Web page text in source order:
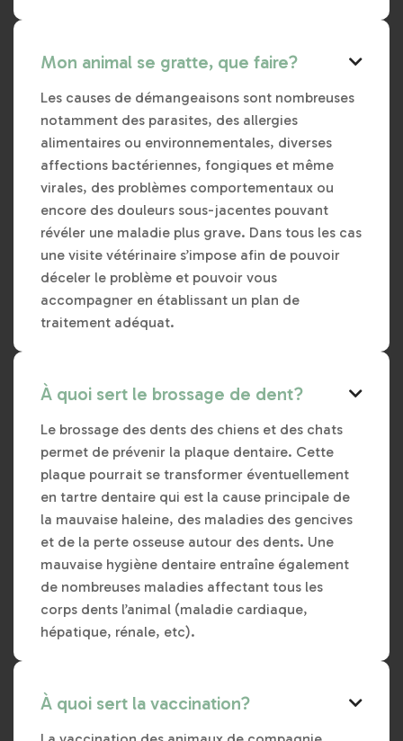
Mon animal se gratte, que faire? 
Les causes de démangeaisons sont nombreuses
notamment des parasites, des allergies
alimentaires ou environnementales, diverses
affections bactériennes, fongiques et même
virales, des problèmes comportementaux ou
encore des douleurs sous-jacentes pouvant
révéler une maladie plus grave. Dans tous les cas
une visite vétérinaire s’impose afin de pouvoir
déceler le problème et pouvoir vous
accompagner en établissant un plan de
traitement adéquat.
À quoi sert le brossage de dent? 
Le brossage des dents des chiens et des chats
permet de prévenir la plaque dentaire. Cette
plaque pourrait se transformer éventuellement
en tartre dentaire qui est la cause principale de
la mauvaise haleine, des maladies des gencives
et de la perte osseuse autour des dents. Une
mauvaise hygiène dentaire entraîne également
de nombreuses maladies affectant tous les
corps dents l’animal (maladie cardiaque,
hépatique, rénale, etc).
À quoi sert la vaccination? 